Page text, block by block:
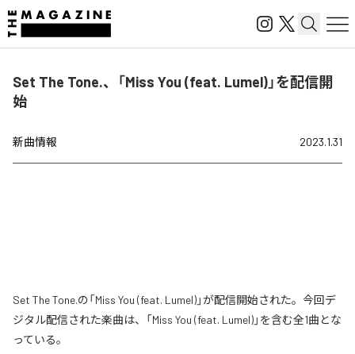
Set The Tone.、「Miss You (feat. Lumel)」を配信開
始
新曲情報 2023.1.31
Set The Tone.の「Miss You (feat. Lumel)」が配信開始された。今回デ
ジタル配信された楽曲は、「Miss You (feat. Lumel)」を含む全1曲とな
っている。